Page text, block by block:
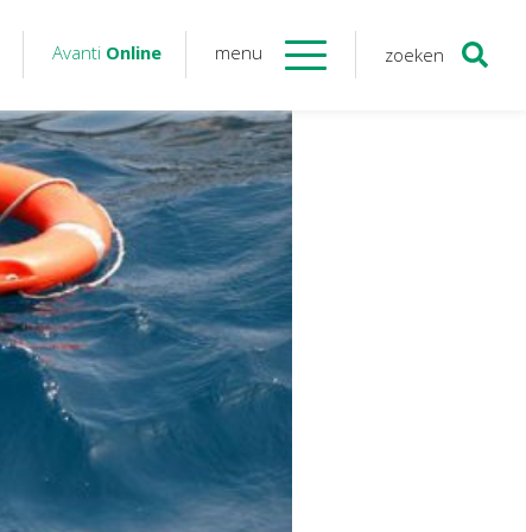
Avanti Online menu zoeken
Contact
AvantiOnline
Twinfield – Boekhouden
BaseCone – Facturen
Visionplanner – Rapportage
Klantenportaal – Online dossiers
Online Salaris – Salarissen
Nextens-Accorderen aangiften